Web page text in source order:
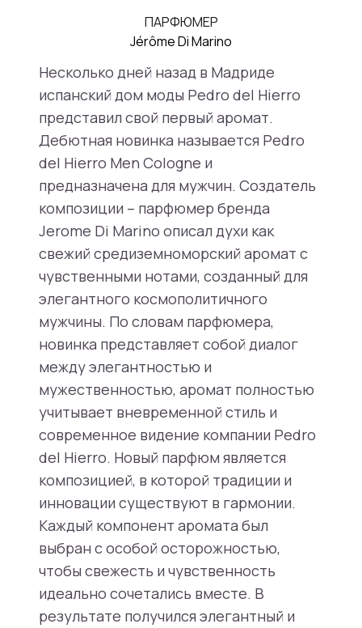
ПАРФЮМЕР
Jérôme Di Marino
Несколько дней назад в Мадриде
испанский дом моды Pedro del Hierro
представил свой первый аромат.
Дебютная новинка называется Pedro
del Hierro Men Cologne и
предназначена для мужчин. Создатель
композиции – парфюмер бренда
Jerome Di Marino описал духи как
свежий средиземноморский аромат с
чувственными нотами, созданный для
элегантного космополитичного
мужчины. По словам парфюмера,
новинка представляет собой диалог
между элегантностью и
мужественностью, аромат полностью
учитывает вневременной стиль и
современное видение компании Pedro
del Hierro. Новый парфюм является
композицией, в которой традиции и
инновации существуют в гармонии.
Каждый компонент аромата был
выбран с особой осторожностью,
чтобы свежесть и чувственность
идеально сочетались вместе. В
результате получился элегантный и